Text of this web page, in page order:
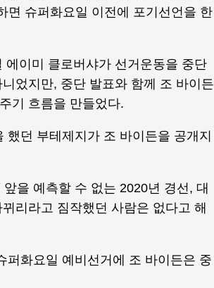
면 슈퍼화요일 이전에 포기선언을 한
이미 클로버샤가 선거운동을 중단
었지만, 중단 발표와 함께 조 바이든
기 흐름을 만들었다.
던 부테제지가 조 바이든을 공개지
을 예측할 수 없는 2020년 경선, 대
리라고 짐작했던 사람은 없다고 해
퍼화요일 예비선거에 조 바이든은 중